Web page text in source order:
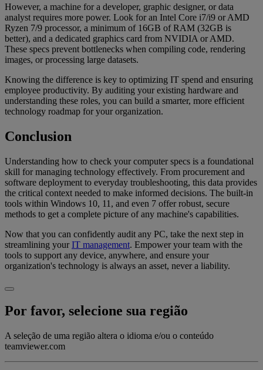
However, a machine for a developer, graphic designer, or data
analyst requires more power. Look for an Intel Core i7/i9 or AMD
Ryzen 7/9 processor, a minimum of 16GB of RAM (32GB is
better), and a dedicated graphics card from NVIDIA or AMD.
These specs prevent bottlenecks when compiling code, rendering
images, or processing large datasets.
Knowing the difference is key to optimizing IT spend and ensuring
employee productivity. By auditing your existing hardware and
understanding these roles, you can build a smarter, more efficient
technology roadmap for your organization.
Conclusion
Understanding how to check your computer specs is a foundational
skill for managing technology effectively. From procurement and
software deployment to everyday troubleshooting, this data provides
the critical context needed to make informed decisions. The built-in
tools within Windows 10, 11, and even 7 offer robust, secure
methods to get a complete picture of any machine's capabilities.
Now that you can confidently audit any PC, take the next step in
streamlining yourIT management. Empower your team with the
tools to support any device, anywhere, and ensure your
organization's technology is always an asset, never a liability.
Por favor, selecione sua região
A seleção de uma região altera o idioma e/ou o conteúdo
teamviewer.com